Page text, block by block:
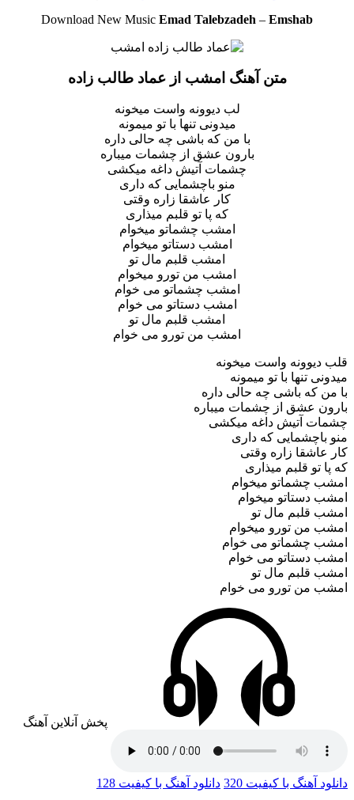
Download New Music Emad Talebzadeh – Emshab
متن آهنگ امشب از عماد طالب زاده
لب دیوونه واست میخونه
میدونی تنها با تو میمونه
با من که باشی چه حالی داره
بارون عشق از چشمات میباره
چشمات آتیش داغه میکشی
منو باچشمایی که داری
کار عاشقا زاره وقتی
که پا تو قلبم میذاری
امشب چشماتو میخوام
امشب دستاتو میخوام
امشب قلبم مال تو
امشب من تورو میخوام
امشب چشماتو می خوام
امشب دستاتو می خوام
امشب قلبم مال تو
امشب من تورو می خوام
قلب دیوونه واست میخونه
میدونی تنها با تو میمونه
با من که باشی چه حالی داره
بارون عشق از چشمات میباره
چشمات آتیش داغه میکشی
منو باچشمایی که داری
کار عاشقا زاره وقتی
که پا تو قلبم میذاری
امشب چشماتو میخوام
امشب دستاتو میخوام
امشب قلبم مال تو
امشب من تورو میخوام
امشب چشماتو می خوام
امشب دستاتو می خوام
امشب قلبم مال تو
امشب من تورو می خوام
پخش آنلاین آهنگ
دانلود آهنگ با کیفیت 320 دانلود آهنگ با کیفیت 128